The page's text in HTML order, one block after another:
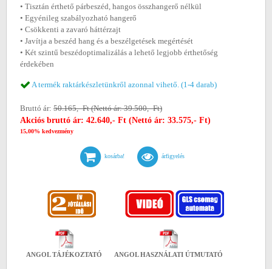
• Tisztán érthető párbeszéd, hangos összhangerő nélkül
• Egyénileg szabályozható hangerő
• Csökkenti a zavaró háttérzajt
• Javítja a beszéd hang és a beszélgetések megértését
• Két szintű beszédoptimalizálás a lehető legjobb érthetőség
érdekében
A termék raktárkészletünkről azonnal vihető. (1-4 darab)
Bruttó ár: 50.165,- Ft (Nettó ár: 39.500,- Ft)
Akciós bruttó ár: 42.640,- Ft (Nettó ár: 33.575,- Ft)
15,00% kedvezmény
kosárba! árfigyelés
ANGOL TÁJÉKOZTATÓ ANGOL HASZNÁLATI ÚTMUTATÓ